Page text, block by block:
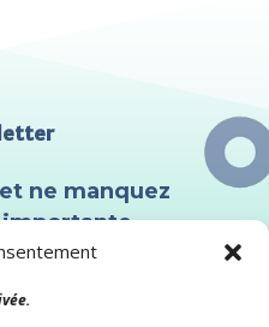
ne manquez